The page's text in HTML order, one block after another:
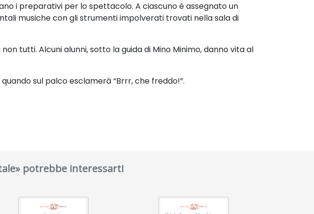
i preparativi per lo spettacolo. A ciascuno è assegnato un
musiche con gli strumenti impolverati trovati nella sala di
tutti. Alcunialunni, sotto la guida di Mino Minimo, danno vita al
sul palcoesclamerà “Brrr, che freddo!”.
potrebbe interessarti